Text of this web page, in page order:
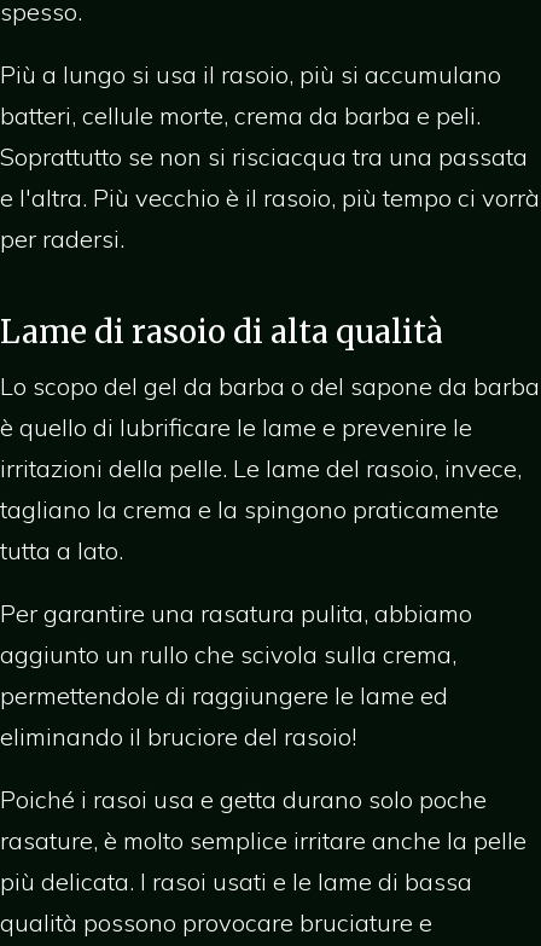
spesso.
Più a lungo si usa il rasoio, più si accumulano
batteri, cellule morte, crema da barba e peli.
Soprattutto se non si risciacqua tra una passata
e l'altra. Più vecchio è il rasoio, più tempo ci vorrà
per radersi.
Lame di rasoio di alta qualità
Lo scopo del gel da barba o del sapone da barba
è quello di lubrificare le lame e prevenire le
irritazioni della pelle. Le lame del rasoio, invece,
tagliano la crema e la spingono praticamente
tutta a lato.
Per garantire una rasatura pulita, abbiamo
aggiunto un rullo che scivola sulla crema,
permettendole di raggiungere le lame ed
eliminando il bruciore del rasoio!
Poiché i rasoi usa e getta durano solo poche
rasature, è molto semplice irritare anche la pelle
più delicata. I rasoi usati e le lame di bassa
qualità possono provocare bruciature e